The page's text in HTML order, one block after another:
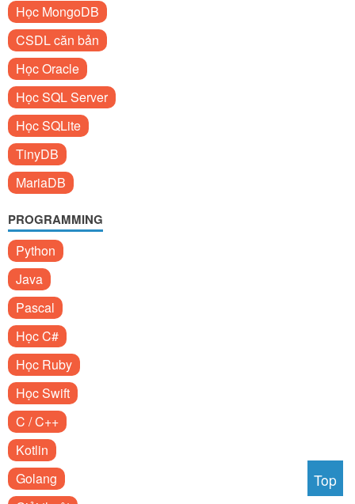
Học MongoDB
CSDL căn bản
Học Oracle
Học SQL Server
Học SQLite
TinyDB
MariaDB
PROGRAMMING
Python
Java
Pascal
Học C#
Học Ruby
Học Swift
C / C++
Kotlin
Golang
Top